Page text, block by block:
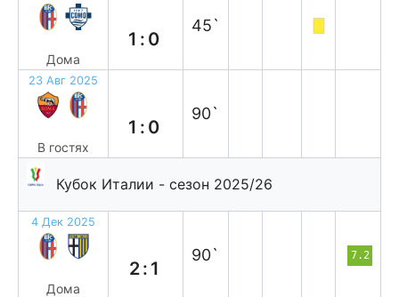
Дома
1:0
45`
23 Авг 2025
В гостях
1:0
90`
Кубок Италии - сезон 2025/26
4 Дек 2025
Дома
2:1
90` 7.2